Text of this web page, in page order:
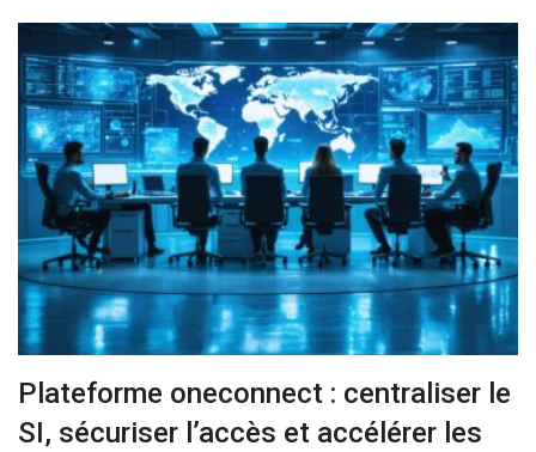
Plateforme oneconnect : centraliser le
SI, sécuriser l’accès et accélérer les